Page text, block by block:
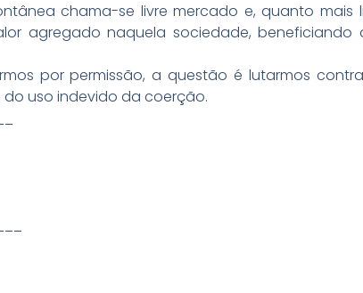
chama-se livre mercado e, quanto mais
agregado naquela sociedade,
por permissão, a questão é lutarmos
do uso indevido da coerção.